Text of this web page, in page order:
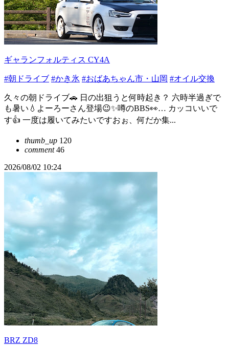
ギャランフォルティス CY4A
#朝ドライブ #かき氷 #おばあちゃん市・山岡 #オイル交換
久々の朝ドライブ🚗 日の出狙うと何時起き？ 六時半過ぎで
も暑い💧よーろーさん登場😉✨噂のBBS👀… カッコいいで
す👍 一度は履いてみたいですおぉ、何だか集...
thumb_up 120
comment46
2026/08/02 10:24
BRZ ZD8